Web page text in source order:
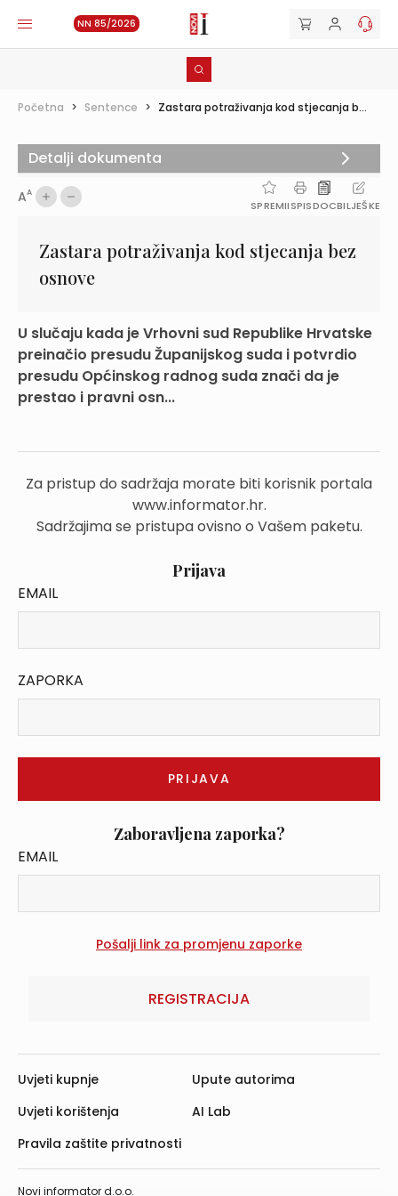
NN 85/2026
Početna > Sentence > Zastara potraživanja kod stjecanja b...
AA
SPREMIISPISDOCBILJEŠKE
Zastara potraživanja kod stjecanja bez
osnove
U slučaju kada je Vrhovni sud Republike Hrvatske
preinačio presudu Županijskog suda i potvrdio
presudu Općinskog radnog suda znači da je
prestao i pravni osn...
Za pristup do sadržaja morate biti korisnik portala
www.informator.hr.
Sadržajima se pristupa ovisno o Vašem paketu.
Prijava
EMAIL
ZAPORKA
Zaboravljena zaporka?
EMAIL
REGISTRACIJA
Detalji dokumenta
Novi informator d.o.o.
Uvjeti kupnje
Uvjeti korištenja
Pravila zaštite privatnosti
Upute autorima
AI Lab